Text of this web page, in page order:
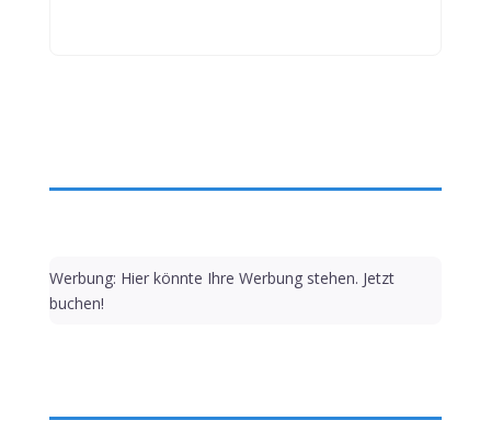
Werbung: Hier könnte Ihre Werbung stehen. Jetzt
buchen!